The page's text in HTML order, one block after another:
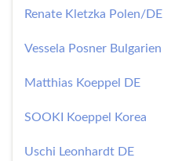
Renate Kletzka Polen/DE
Vessela Posner Bulgarien
Matthias Koeppel DE
SOOKI Koeppel Korea
Uschi Leonhardt DE